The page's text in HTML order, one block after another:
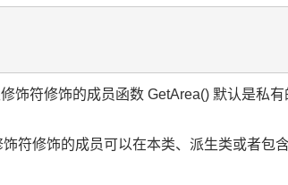
饰符修饰的成员函数 GetArea() 默认是私有
符修饰的成员可以在本类、派生类或者包